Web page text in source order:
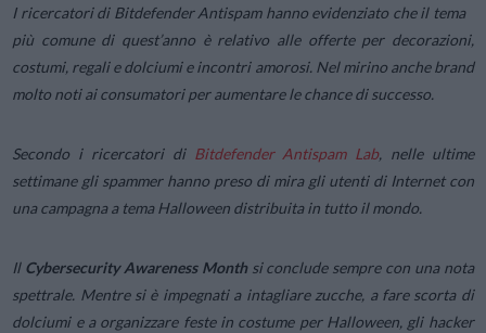
I ricercatori di Bitdefender Antispam hanno evidenziato che il tema
più comune di quest’anno è relativo alle offerte per decorazioni,
costumi, regali e dolciumi e incontri amorosi. Nel mirino anche brand
molto noti ai consumatori per aumentare le chance di successo.
Secondo i ricercatori di Bitdefender Antispam Lab, nelle ultime
settimane gli spammer hanno preso di mira gli utenti di Internet con
una campagna a tema Halloween distribuita in tutto il mondo.
Il Cybersecurity Awareness Monthsi conclude sempre con una nota
spettrale. Mentre si è impegnati a intagliare zucche, a fare scorta di
dolciumi e a organizzare feste in costume per Halloween, gli hacker